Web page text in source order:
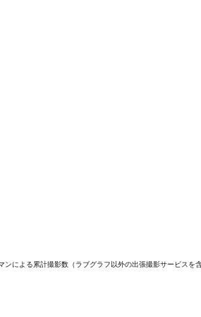
ンによる累計撮影数（ラブグラフ以外の出張撮影サービスを